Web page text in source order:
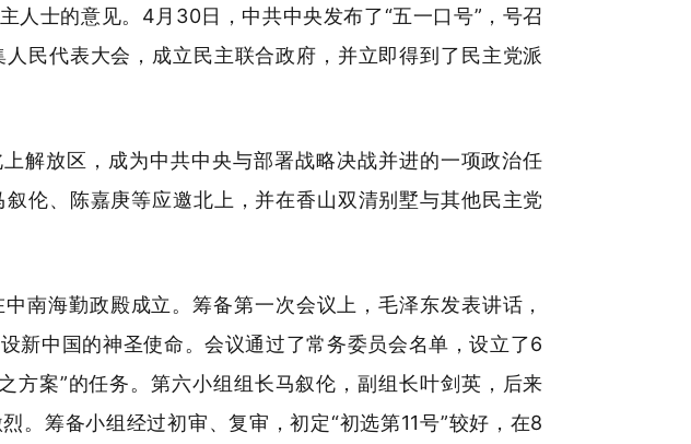
人士的意见。4月30日，中共中央发布了“五一口号”，号召
民代表大会，成立民主联合政府，并立即得到了民主党派
解放区，成为中共中央与部署战略决战并进的一项政治任
伦、陈嘉庚等应邀北上，并在香山双清别墅与其他民主党
南海勤政殿成立。筹备第一次会议上，毛泽东发表讲话，
新中国的神圣使命。会议通过了常务委员会名单，设立了6
方案”的任务。第六小组组长马叙伦，副组长叶剑英，后来
。筹备小组经过初审、复审，初定“初选第11号”较好，在8